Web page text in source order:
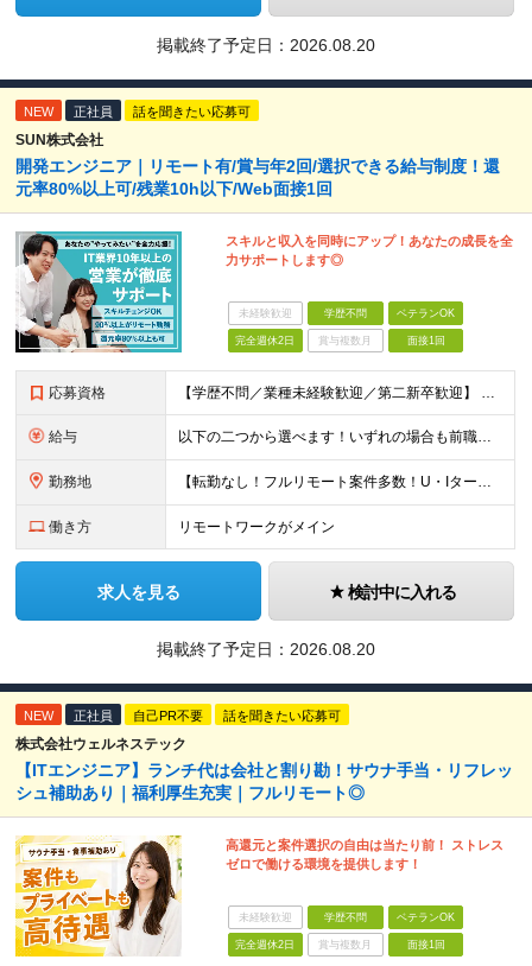
掲載終了予定日： 2026.08.20
NEW 正社員 話を聞きたい応募可
SUN株式会社
開発エンジニア｜リモート有/賞与年2回/選択できる給与制度！還
元率80%以上可/残業10h以下/Web面接1回
スキルと収入を同時にアップ！あなたの成長を全
力サポートします◎
未経験歓迎 学歴不問 ベテランOK
完全週休2日 賞与複数月 面接1回
応募資格 【学歴不問／業種未経験歓迎／第二新卒歓迎】 ■IT・システムエンジニアの実務経験をお持ちの方※工程や使用言語、経験年数は不問 ◎転職回数は不問 ＼下記のような方にオススメ／ ・安定した収入を得たい方
給与 以下の二つから選べます！いずれの場合も前職の給与を考盛し給与シミュレーションを作成します。 【プロセス型（コツコツ給与を上げたい方向け）】 ■月給25万円～50万円 ※年齢や社歴、仕事の取り組み姿勢
勤務地 【転勤なし！フルリモート案件多数！U・Iターン歓迎】 一都三県を中心に豊富な案件を保有しております！ 東京・愛知・大阪・広島・福岡・新潟の 各プロジェクト先または自社拠点 ※勤務地は希望を考慮します
働き方 リモートワークがメイン
求人を見る 検討中に入れる
掲載終了予定日： 2026.08.20
NEW 正社員 自己PR不要 話を聞きたい応募可
株式会社ウェルネステック
【ITエンジニア】ランチ代は会社と割り勘！サウナ手当・リフレッ
シュ補助あり｜福利厚生充実｜フルリモート◎
高還元と案件選択の自由は当たり前！ ストレス
ゼロで働ける環境を提供します！
未経験歓迎 学歴不問 ベテランOK
完全週休2日 賞与複数月 面接1回